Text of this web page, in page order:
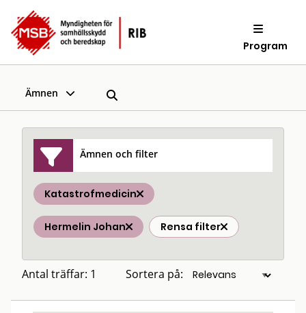
Program
Ämnen
Ämnen och filter
Katastrofmedicin
Hermelin Johan Rensa filter
Antal träffar: 1 Sortera på: